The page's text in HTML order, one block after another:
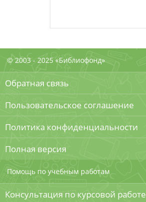
© 2003 - 2025 «Библиофонд»
Обратная связь
Пользовательское соглашение
Политика конфиденциальности
Полная версия
Помощь по учебным работам
Консультация по курсовой работе